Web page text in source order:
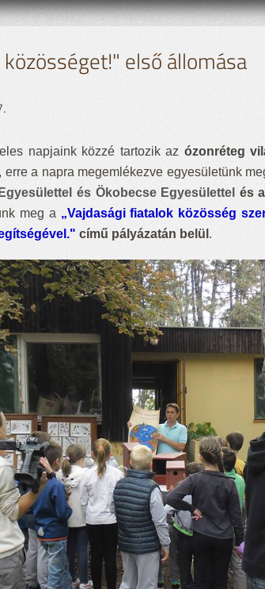
közösséget!" első állomása
napjaink közzé tartozik az ózonréteg
erre a napra megemlékezve egyesületünk
és Ökobecse Egyesülettel és
meg a „Vajdasági fiatalok közösség
című pályázatán belül .